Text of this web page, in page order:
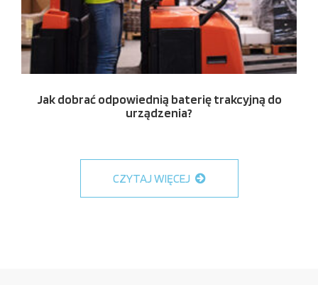
Jak dobrać odpowiednią baterię trakcyjną do
urządzenia?
CZYTAJ WIĘCEJ